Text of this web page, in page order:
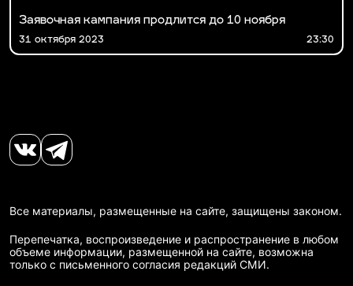
Заявочная кампания продлится до 10 ноября
31 октября 2023 23:30
Все материалы, размещенные на сайте, защищены законом.
Перепечатка, воспроизведение и распространение в любом
объеме информации, размещенной на сайте, возможна
только с письменного согласия редакций СМИ.